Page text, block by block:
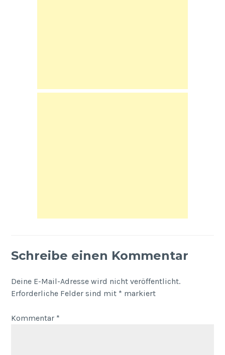
Schreibe einen Kommentar
Deine E-Mail-Adresse wird nicht veröffentlicht.
Erforderliche Felder sind mit * markiert
Kommentar *